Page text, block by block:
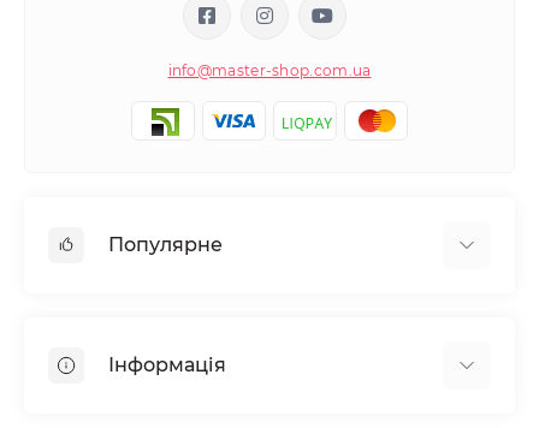
info@master-shop.com.ua
Популярне
Парафінотерапія
Інформація